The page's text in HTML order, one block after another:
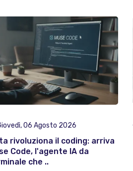
06 Agosto 2026
rivoluziona il coding: arriva
Code, l'agente IA da
che ..